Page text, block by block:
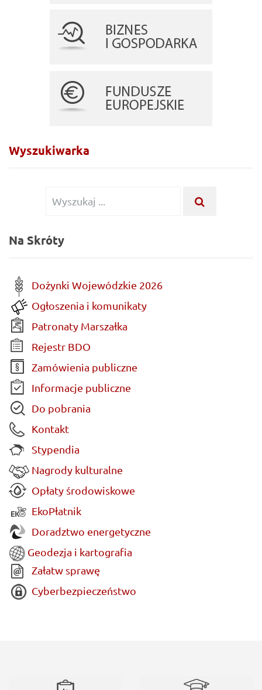
Wyszukiwarka
Wyszukiwanie
Na Skróty
Dożynki Wojewódzkie 2026
Ogłoszenia i komunikaty
Patronaty Marszałka
Rejestr BDO
Zamówienia publiczne
Informacje publiczne
Do pobrania
Kontakt
Stypendia
Nagrody kulturalne
Opłaty środowiskowe
EkoPłatnik
Doradztwo energetyczne
Geodezja i kartografia
Załatw sprawę
Cyberbezpieczeństwo